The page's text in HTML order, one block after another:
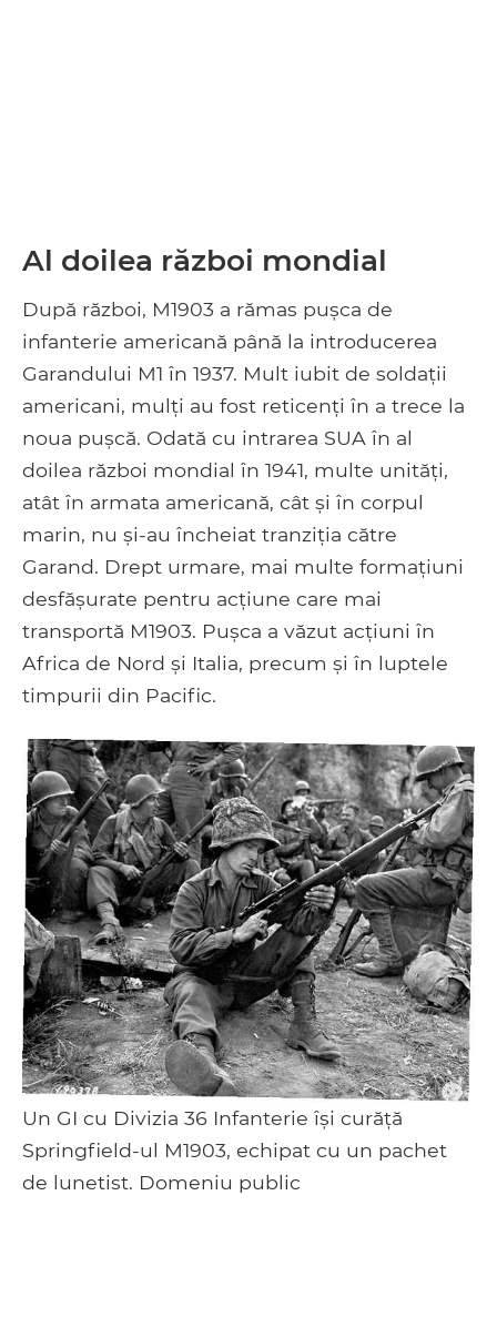
Al doilea război mondial
După război, M1903 a rămas pușca de
infanterie americană până la introducerea
Garandului M1 în 1937. Mult iubit de soldații
americani, mulți au fost reticenți în a trece la
noua pușcă. Odată cu intrarea SUA în al
doilea război mondial în 1941, multe unități,
atât în ​​armata americană, cât și în corpul
marin, nu și-au încheiat tranziția către
Garand. Drept urmare, mai multe formațiuni
desfășurate pentru acțiune care mai
transportă M1903. Pușca a văzut acțiuni în
Africa de Nord și Italia, precum și în luptele
timpurii din Pacific.
Un GI cu Divizia 36 Infanterie își curăță
Springfield-ul M1903, echipat cu un pachet
de lunetist. Domeniu public